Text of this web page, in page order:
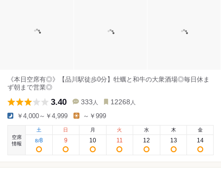
《本日空席有◎》【品川駅徒歩0分】牡蠣と和牛の大衆酒場◎毎日休ま
ず朝まで営業◎
3.40 333 人 12268 人
￥4,000～￥4,999 ～￥999
空席
情報
土
8/8
日
9
月
10
火
11
水
12
木
13
金
14